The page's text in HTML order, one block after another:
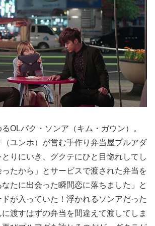
OLパク・ソンア（キム・ガウン）。
ユンホ）が営む手作り弁当屋プルアダ
りにいき、グクテにひと目惚れしてし
ったから」とサービスで渡された弁当を
たに出会った瞬間恋に落ちました」と
が入っていた！浮かれるソンアだった
渡すはずの弁当を間違えて渡してしま